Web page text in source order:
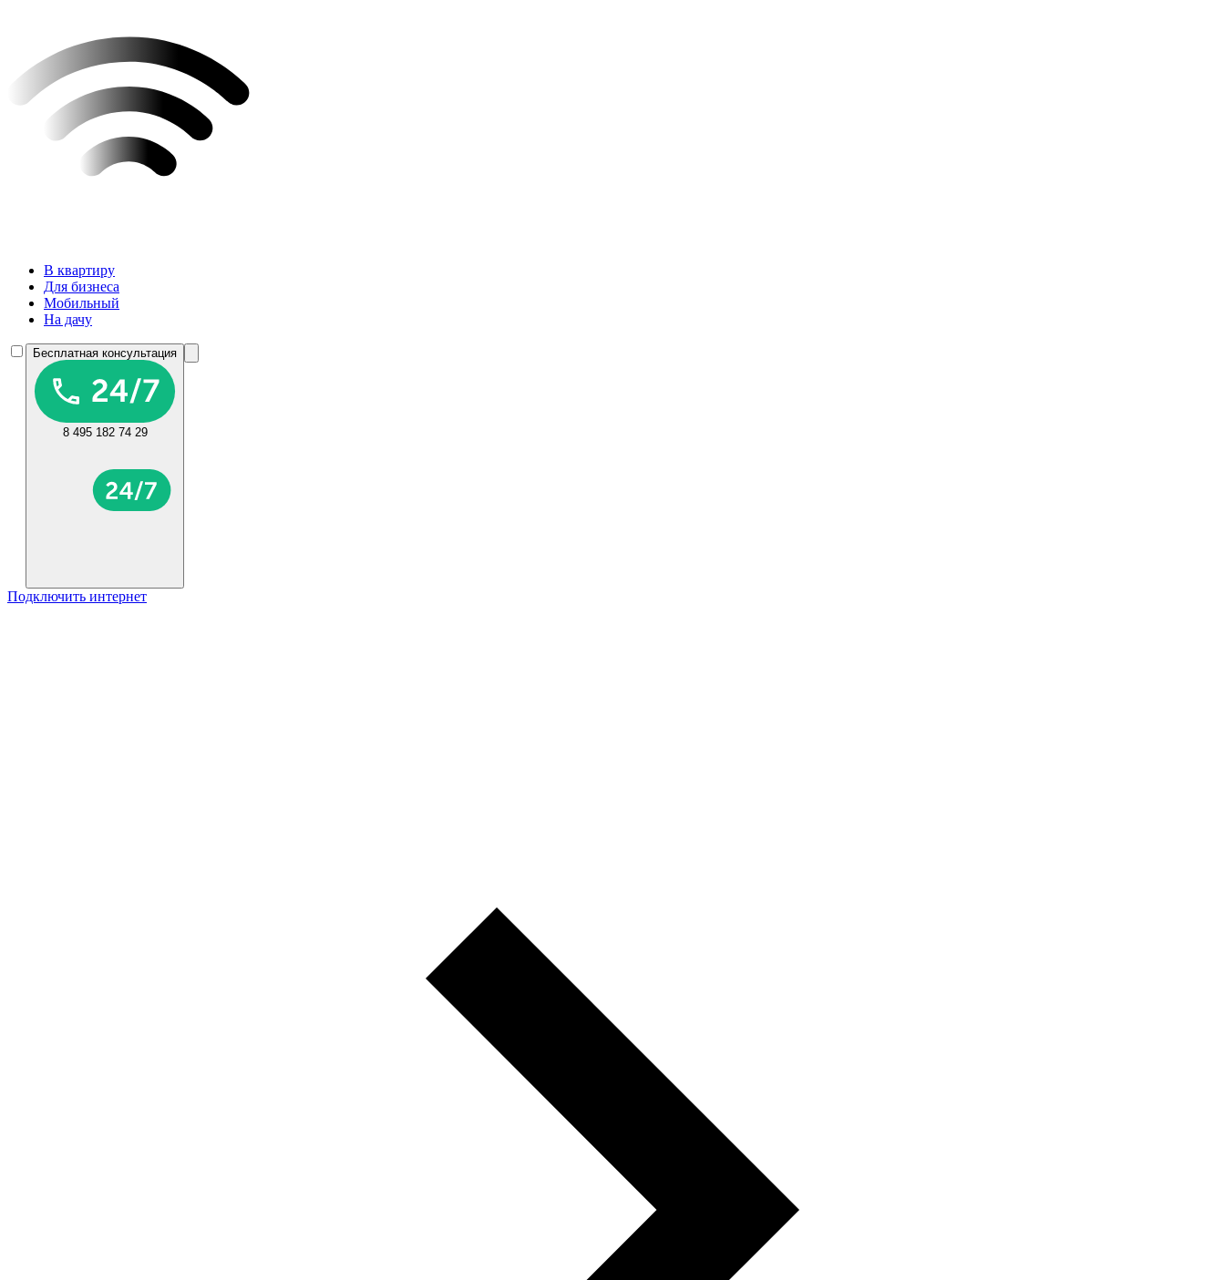
В квартиру
Для бизнеса
Мобильный
На дачу
Бесплатная консультация
8 495 182 74 29
Подключить интернет